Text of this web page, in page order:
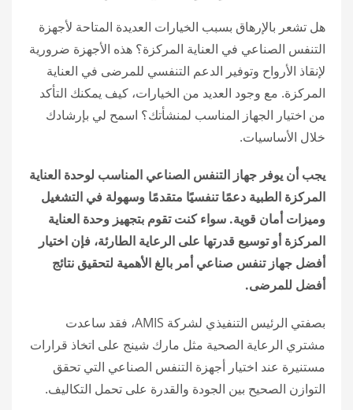
هل تشعر بالإرهاق بسبب الخيارات العديدة المتاحة لأجهزة
التنفس الصناعي في العناية المركزة؟ هذه الأجهزة ضرورية
لإنقاذ الأرواح وتوفير الدعم التنفسي للمرضى في العناية
المركزة. مع وجود العديد من الخيارات، كيف يمكنك التأكد
من اختيار الجهاز المناسب لمنشأتك؟ اسمح لي بإرشادك
خلال الأساسيات.
يجب أن يوفر جهاز التنفس الصناعي المناسب لوحدة العناية
المركزة الطبية دعمًا تنفسيًا متقدمًا وسهولة في التشغيل
وميزات أمان قوية. سواء كنت تقوم بتجهيز وحدة العناية
المركزة أو توسيع قدرتها على الرعاية الطارئة، فإن اختيار
أفضل جهاز تنفس صناعي أمر بالغ الأهمية لتحقيق نتائج
أفضل للمرضى.
بصفتي الرئيس التنفيذي لشركة AMIS، فقد ساعدت
مشتري الرعاية الصحية مثل مارك شينج على اتخاذ قرارات
مستنيرة عند اختيار أجهزة التنفس الصناعي التي تحقق
التوازن الصحيح بين الجودة والقدرة على تحمل التكاليف.